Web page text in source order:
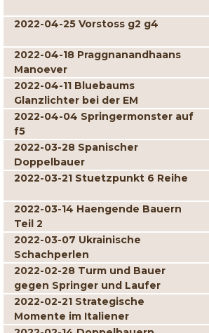
2022-04-25 Vorstoss g2 g4
2022-04-18 Praggnanandhaans
Manoever
2022-04-11 Bluebaums
Glanzlichter bei der EM
2022-04-04 Springermonster auf
f5
2022-03-28 Spanischer
Doppelbauer
2022-03-21 Stuetzpunkt 6 Reihe
2022-03-14 Haengende Bauern
Teil 2
2022-03-07 Ukrainische
Schachperlen
2022-02-28 Turm und Bauer
gegen Springer und Laufer
2022-02-21 Strategische
Momente im Italiener